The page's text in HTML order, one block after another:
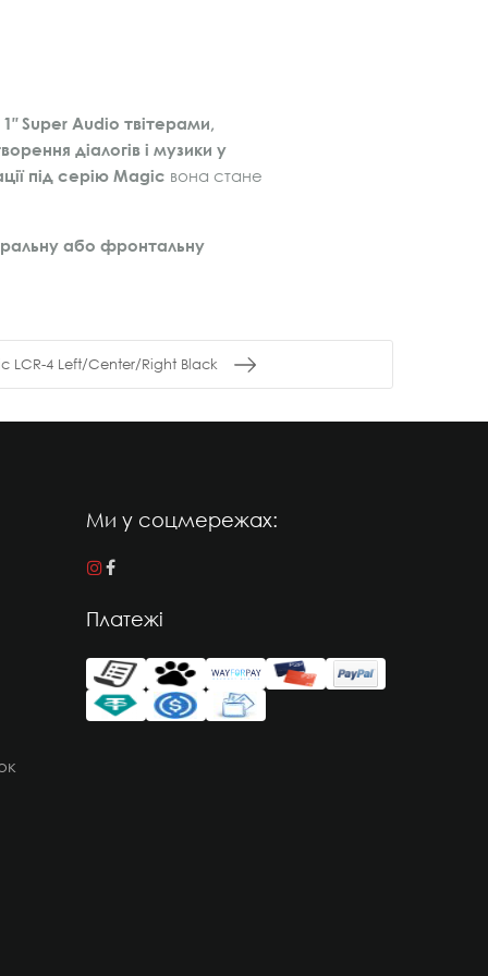
Super Audio твітерами,
діалогів і музики у
під серію Magic вона стане
або фронтальну
LCR-4 Left/Center/Right Black
Ми у соцмережах:
Платежі